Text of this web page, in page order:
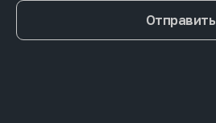
Отправить